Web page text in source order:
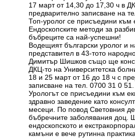
17 март от 14,30 до 17,30 ч в
предварително записване на
Топ-уролог се присъедини
Ендоскопските методи за
бъбреците са най-успешни!
Водещият български уролог и
представител в 43-тото
Димитър Шишков също ще
ДКЦ-то на Университетска
18 и 25 март от 16 до 18 ч с
записване на тел. 0700 31 0 51.
Урологът се присъедини към
здравно заведение като
месеци. По повод Световния
бъбречните заболявания доц.
ендоскопското и
камъни е вече рутинна